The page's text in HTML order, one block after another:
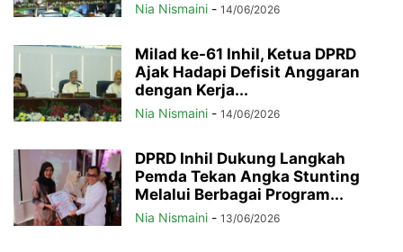
Nia Nismaini - 14/06/2026
Milad ke-61 Inhil, Ketua DPRD
Ajak Hadapi Defisit Anggaran
dengan Kerja...
Nia Nismaini - 14/06/2026
DPRD Inhil Dukung Langkah
Pemda Tekan Angka Stunting
Melalui Berbagai Program...
Nia Nismaini - 13/06/2026